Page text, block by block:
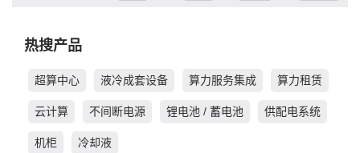
热搜产品
超算中心 液冷成套设备 算力服务集成 算力租赁
云计算 不间断电源 锂电池 / 蓄电池 供配电系统
机柜 冷却液